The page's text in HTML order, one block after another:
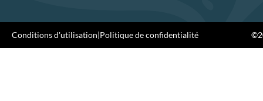
Conditions d'utilisation|Politique de confidentialité